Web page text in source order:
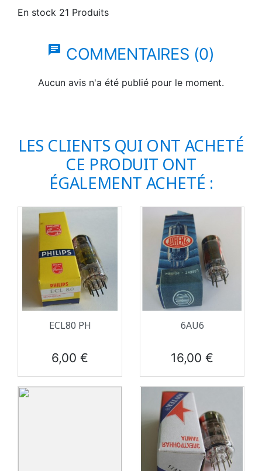
En stock 21 Produits
chat COMMENTAIRES (0)
Aucun avis n'a été publié pour le moment.
LES CLIENTS QUI ONT ACHETÉ
CE PRODUIT ONT
ÉGALEMENT ACHETÉ :
ECL80 PH
Prix
6,00 €
6AU6
Prix
16,00 €